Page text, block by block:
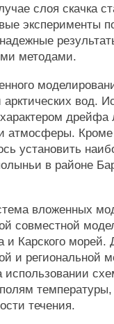
слоя скачка
эксперименты
методами.
арктических вод.
дрейфа
атмосферы. Кроме
установить
в районе
вложенных
совместной
и Карского морей.
и региональной
течения.